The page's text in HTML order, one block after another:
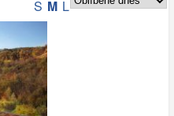
S M L